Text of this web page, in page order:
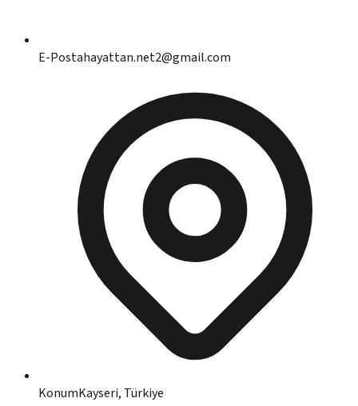
E-Postahayattan.net2@gmail.com
KonumKayseri, Türkiye